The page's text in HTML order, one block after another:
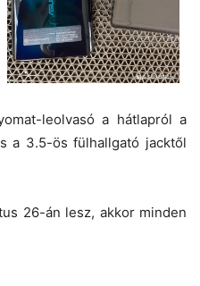
leolvasó a hátlapról a
a 3.5-ös fülhallgató jacktől
26-án lesz, akkor minden